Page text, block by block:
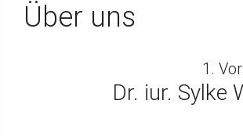
Über uns
1.
Dr. iur. Sylke